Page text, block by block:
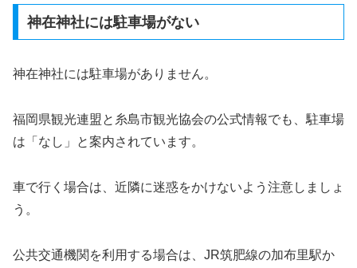
神在神社には駐車場がない
神在神社には駐車場がありません。
福岡県観光連盟と糸島市観光協会の公式情報でも、駐車場
は「なし」と案内されています。
車で行く場合は、近隣に迷惑をかけないよう注意しましょ
う。
公共交通機関を利用する場合は、JR筑肥線の加布里駅か